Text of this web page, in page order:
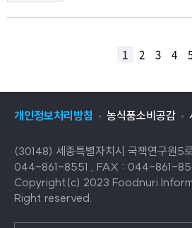
1 2 3 4
개인정보처리방침 농식품소비공감
(30148) 세종특별자치시 국책연구원5
044-861-8551 , FAX : 044-861-
Copyright(c) 2023 Foodnuri
Right reserved.